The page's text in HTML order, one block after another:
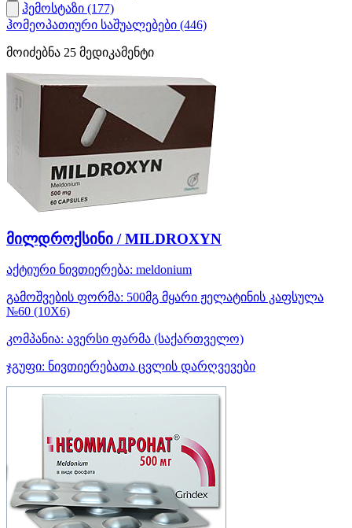
ჰემოსტაზი (177)
ჰომეოპათიური საშუალებები (446)
მოიძებნა 25 მედიკამენტი
მილდროქსინი / MILDROXYN
აქტიური ნივთიერება: meldonium
გამოშვების ფორმა: 500მგ მყარი ჟელატინის კაფსულა
№60 (10X6)
კომპანია: ავერსი ფარმა (საქართველო)
ჯგუფი: ნივთიერებათა ცვლის დარღვევები